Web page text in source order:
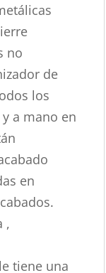
no
de
los
a mano en
en
,
tiene una